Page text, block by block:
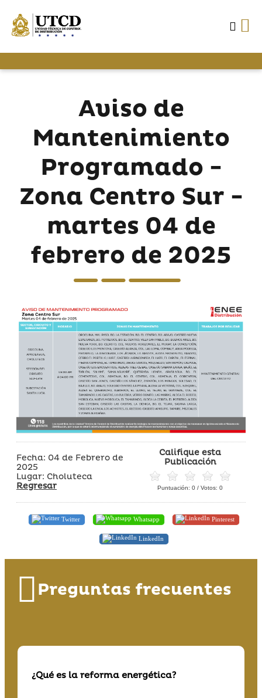
Aviso de
Mantenimiento
Programado -
Zona Centro Sur -
martes 04 de
febrero de 2025
Fecha: 04 de Febrero de
2025
Lugar: Choluteca
Regresar
Califique esta
Publicación
Puntuación: 0 / Votos: 0
Twitter Whatsapp Pinterest
LinkedIn
Preguntas frecuentes
¿Qué es la reforma energética?